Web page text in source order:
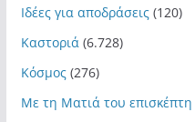
Ιδέες για αποδράσεις(120)
Καστοριά (6.728)
Κόσμος(276)
Με τη Ματιά του επισκέπτη